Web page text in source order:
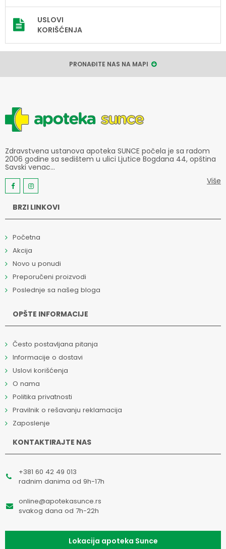
USLOVI
KORIŠĆENJA
PRONAĐITE NAS NA MAPI
Zdravstvena ustanova apoteka SUNCE počela je sa radom
2006 godine sa sedištem u ulici Ljutice Bogdana 44, opština
Savski venac...
Više
BRZI LINKOVI
Početna
Akcija
Novo u ponudi
Preporučeni proizvodi
Poslednje sa našeg bloga
OPŠTE INFORMACIJE
Često postavljana pitanja
Informacije o dostavi
Uslovi korišćenja
O nama
Politika privatnosti
Pravilnik o rešavanju reklamacija
Zaposlenje
KONTAKTIRAJTE NAS
+381 60 42 49 013
radnim danima od 9h-17h
online@apotekasunce.rs
svakog dana od 7h-22h
Lokacija apoteka Sunce